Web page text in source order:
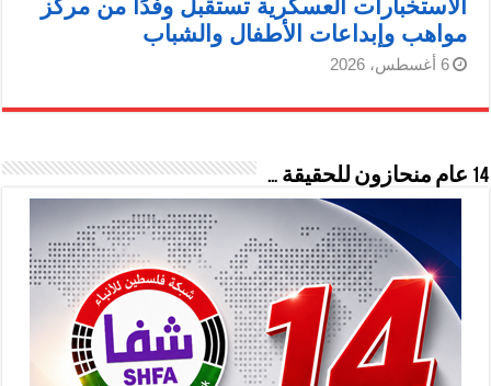
الاستخبارات العسكرية تستقبل وفدًا من مركز
مواهب وإبداعات الأطفال والشباب
6 أغسطس، 2026
14 عام منحازون للحقيقة …